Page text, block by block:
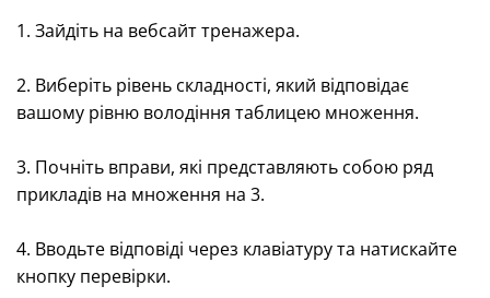
1. Зайдіть на вебсайт тренажера.
2. Виберіть рівень складності, який відповідає
вашому рівню володіння таблицею множення.
3. Почніть вправи, які представляють собою ряд
прикладів на множення на 3.
4. Вводьте відповіді через клавіатуру та натискайте
кнопку перевірки.